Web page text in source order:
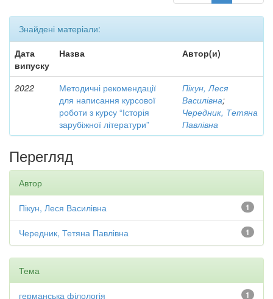
Знайдені матеріали:
Дата
випуску
Назва Автор(и)
2022
Методичні рекомендації
для написання курсової
роботи з курсу “Історія
зарубіжної літератури”
Пікун, Леся
Василівна;
Чередник, Тетяна
Павлівна
Перегляд
Автор
1
Пікун, Леся Василівна
1
Чередник, Тетяна Павлівна
Тема
1
германська філологія